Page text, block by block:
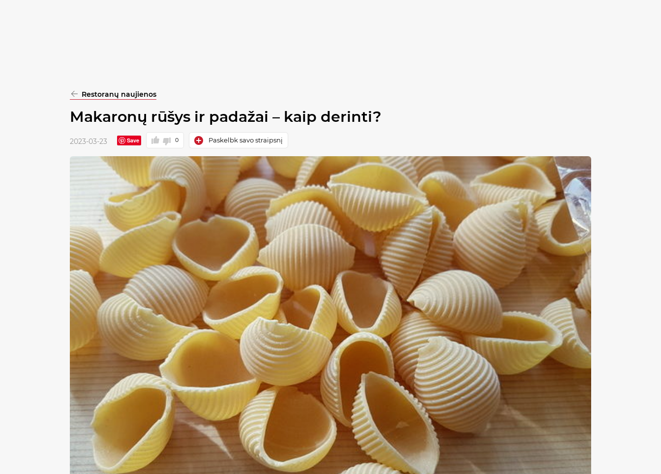
Restoranų naujienos
Makaronų rūšys ir padažai – kaip derinti?
2023-03-23 Save 0 Paskelbk savo straipsnį